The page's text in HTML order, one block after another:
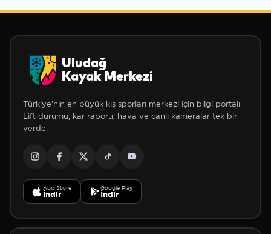
Uludağ
Kayak Merkezi
Türkiye'nin en büyük kış sporları merkezi için bilgi portalı.
Lift durumu, kar raporu, hava ve canlı kameralar tek bir
yerde.
App Store
İndir
Google Play
İndir